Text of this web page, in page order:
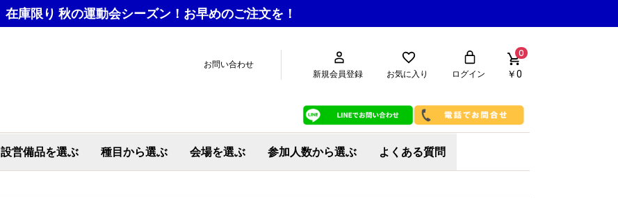
在庫限り 秋の運動会シーズン！お早めのご注文を！
お問い合わせ
新規会員登録
お気に入り ログイン
0
￥0
設営備品を選ぶ 種目から選ぶ 会場を選ぶ 参加人数から選ぶ よくある質問